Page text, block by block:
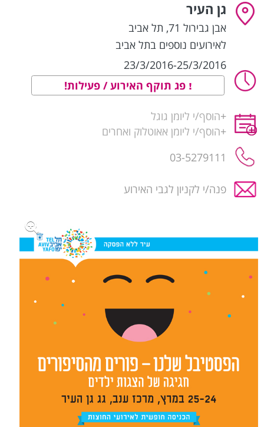
גן העיר
אבן גבירול 71 , תל אביב
לאירועים נוספים בתל אביב
23/3/2016-25/3/2016
פג תוקף האירוע / פעילות!
+הוסף/י ליומן גוגל
+הוסף/י ליומן אאוטלוק ואחרים
03-5279111
פנה/י לקניון לגבי האירוע